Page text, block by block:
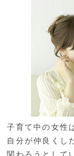
子育て中の女性
自分が仲良くし